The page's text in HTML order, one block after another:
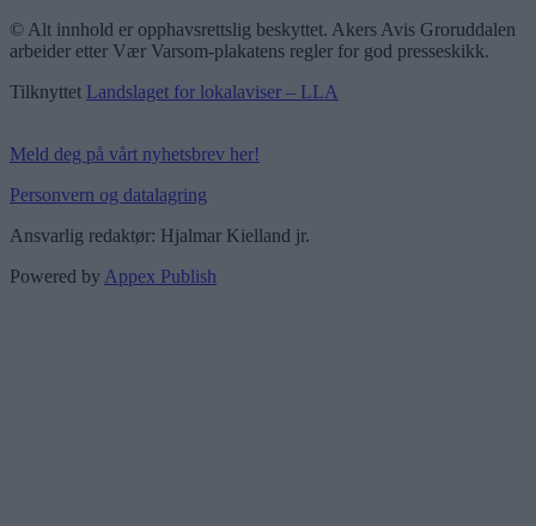
© Alt innhold er opphavsrettslig beskyttet. Akers Avis Groruddalen
arbeider etter Vær Varsom-plakatens regler for god presseskikk.
Tilknyttet Landslaget for lokalaviser – LLA
Meld deg på vårt nyhetsbrev her!
Personvern og datalagring
Ansvarlig redaktør: Hjalmar Kielland jr.
Powered by Appex Publish